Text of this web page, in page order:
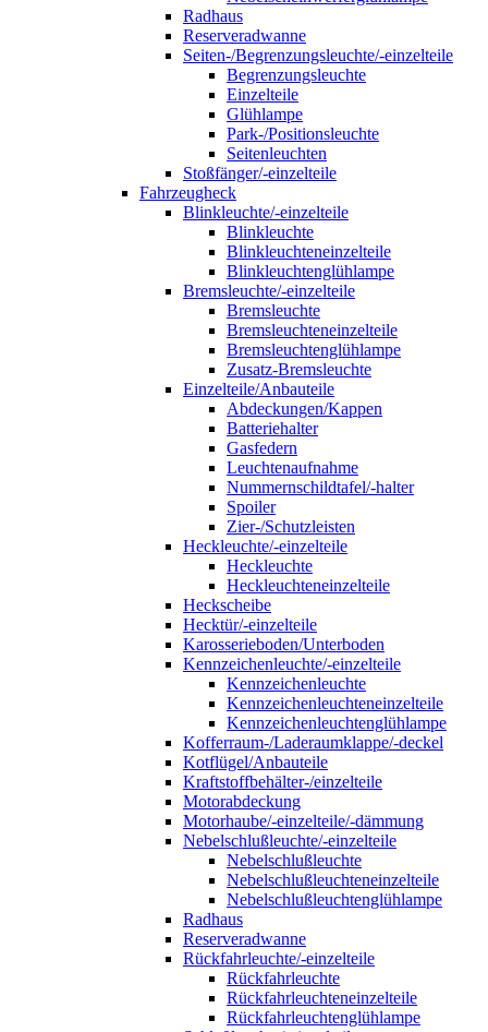
Radhaus
Reserveradwanne
Seiten-/Begrenzungsleuchte/-einzelteile
Begrenzungsleuchte
Einzelteile
Glühlampe
Park-/Positionsleuchte
Seitenleuchten
Stoßfänger/-einzelteile
Fahrzeugheck
Blinkleuchte/-einzelteile
Blinkleuchte
Blinkleuchteneinzelteile
Blinkleuchtenglühlampe
Bremsleuchte/-einzelteile
Bremsleuchte
Bremsleuchteneinzelteile
Bremsleuchtenglühlampe
Zusatz-Bremsleuchte
Einzelteile/Anbauteile
Abdeckungen/Kappen
Batteriehalter
Gasfedern
Leuchtenaufnahme
Nummernschildtafel/-halter
Spoiler
Zier-/Schutzleisten
Heckleuchte/-einzelteile
Heckleuchte
Heckleuchteneinzelteile
Heckscheibe
Hecktür/-einzelteile
Karosserieboden/Unterboden
Kennzeichenleuchte/-einzelteile
Kennzeichenleuchte
Kennzeichenleuchteneinzelteile
Kennzeichenleuchtenglühlampe
Kofferraum-/Laderaumklappe/-deckel
Kotflügel/Anbauteile
Kraftstoffbehälter-/einzelteile
Motorabdeckung
Motorhaube/-einzelteile/-dämmung
Nebelschlußleuchte/-einzelteile
Nebelschlußleuchte
Nebelschlußleuchteneinzelteile
Nebelschlußleuchtenglühlampe
Radhaus
Reserveradwanne
Rückfahrleuchte/-einzelteile
Rückfahrleuchte
Rückfahrleuchteneinzelteile
Rückfahrleuchtenglühlampe